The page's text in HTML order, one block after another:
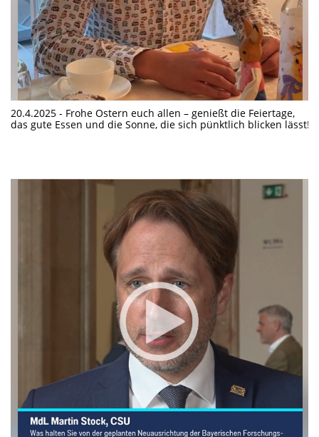
20.4.2025 - Frohe Ostern euch allen – genießt die Feiertage,
das gute Essen und die Sonne, die sich pünktlich blicken lässt!